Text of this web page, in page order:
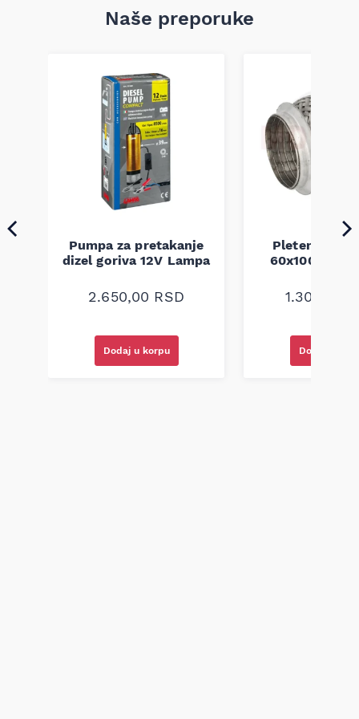
Naše preporuke
Pumpa za pretakanje
dizel goriva 12V Lampa
2.650,00 RSD
Dodaj u korpu
Pletenica
60x100
1.300,00
Dodaj u